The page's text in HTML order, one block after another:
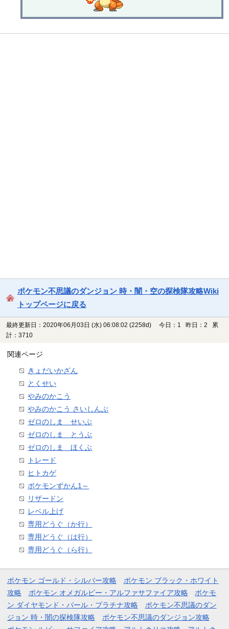
ポケモン不思議のダンジョン 時・闇・空の探検隊攻略Wiki
トップページに戻る
最終更新日：2020年06月03日 (水) 06:08:02 (2258d)
今日：1 昨日：2 累
計：3710
関連ページ
きょだいかざん
とくせい
やみのかこう
やみのかこう さいしんぶ
ゼロのしま せいぶ
ゼロのしま とうぶ
ゼロのしま ほくぶ
トレード
ヒトカゲ
ポケモンずかん1～
リザードン
レベル上げ
専用どうぐ（か行）
専用どうぐ（は行）
専用どうぐ（ら行）
ポケモン ゴールド・シルバー攻略
ポケモン ブラック・ホワイト
攻略
ポケモン オメガルビー・アルファサファイア攻略
ポケモ
ン ダイヤモンド・パール・プラチナ攻略
ポケモン不思議のダン
ジョン 時・闇の探検隊攻略
ポケモン不思議のダンジョン攻略